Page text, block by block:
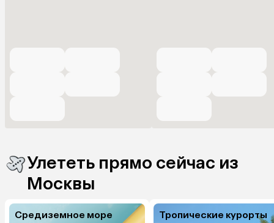
Улететь прямо сейчас из
Москвы
Средиземное море Тропические курорты